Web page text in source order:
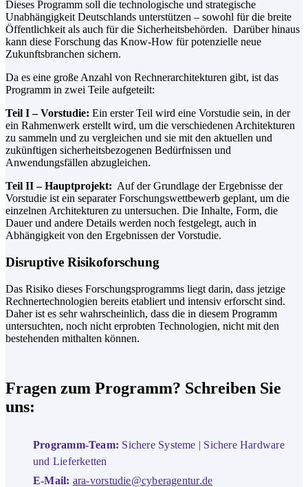
Dieses Programm soll die technologische und strategische
Unabhängigkeit Deutschlands unterstützen – sowohl für die breite
Öffentlichkeit als auch für die Sicherheitsbehörden. Darüber hinaus
kann diese Forschung das Know-How für potenzielle neue
Zukunftsbranchen sichern.
Da es eine große Anzahl von Rechnerarchitekturen gibt, ist das
Programm in zwei Teile aufgeteilt:
Teil I – Vorstudie: Ein erster Teil wird eine Vorstudie sein, in der
ein Rahmenwerk erstellt wird, um die verschiedenen Architekturen
zu sammeln und zu vergleichen und sie mit den aktuellen und
zukünftigen sicherheitsbezogenen Bedürfnissen und
Anwendungsfällen abzugleichen.
Teil II – Hauptprojekt: Auf der Grundlage der Ergebnisse der
Vorstudie ist ein separater Forschungswettbewerb geplant, um die
einzelnen Architekturen zu untersuchen. Die Inhalte, Form, die
Dauer und andere Details werden noch festgelegt, auch in
Abhängigkeit von den Ergebnissen der Vorstudie.
Disruptive Risikoforschung
Das Risiko dieses Forschungsprogramms liegt darin, dass jetzige
Rechnertechnologien bereits etabliert und intensiv erforscht sind.
Daher ist es sehr wahrscheinlich, dass die in diesem Programm
untersuchten, noch nicht erprobten Technologien,­ nicht mit den
bestehenden mithalten können.
Fragen zum Programm? Schreiben Sie
uns:
Programm-Team: Sichere Systeme | Sichere Hardware
und Lieferketten
E-Mail: ara-vorstudie@cyberagentur.de